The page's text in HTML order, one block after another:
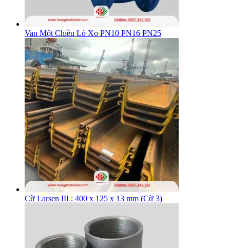
Van Một Chiều Lò Xo PN10 PN16 PN25
Cừ Larsen III : 400 x 125 x 13 mm (Cừ 3)